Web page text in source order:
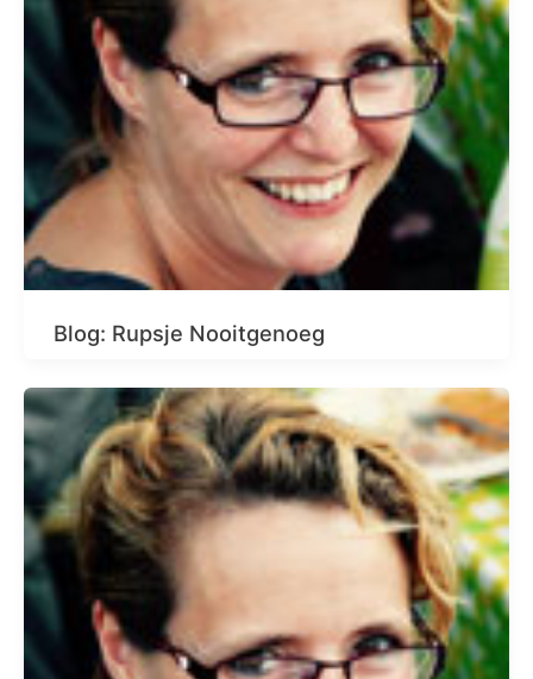
Blog: Rupsje Nooitgenoeg